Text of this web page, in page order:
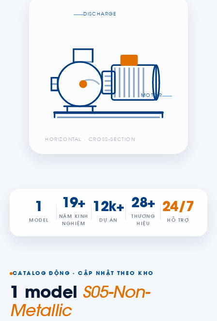
DISCHARGE
MOTOR
HORIZONTAL · CROSS-SECTION
1
MODEL
19+
NĂM KINH
NGHIỆM
12k+
DỰ ÁN
28+
THƯƠNG
HIỆU
24/7
HỖ TRỢ
CATALOG ĐỘNG · CẬP NHẬT THEO KHO
1 model S05-Non-
Metallic